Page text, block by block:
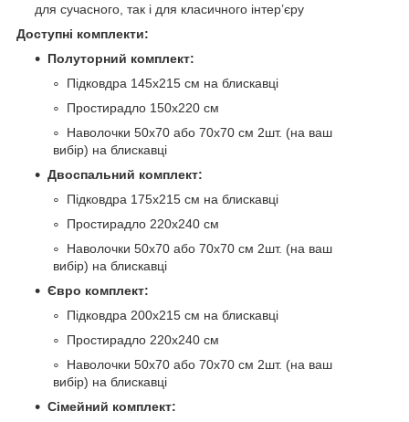
для сучасного, так і для класичного інтер’єру
Доступні комплекти:
Полуторний комплект:
Підковдра 145х215 см на блискавці
Простирадло 150х220 см
Наволочки 50х70 або 70х70 см 2шт. (на ваш
вибір) на блискавці
Двоспальний комплект:
Підковдра 175х215 см на блискавці
Простирадло 220х240 см
Наволочки 50х70 або 70х70 см 2шт. (на ваш
вибір) на блискавці
Євро комплект:
Підковдра 200х215 см на блискавці
Простирадло 220х240 см
Наволочки 50х70 або 70х70 см 2шт. (на ваш
вибір) на блискавці
Сімейний комплект: